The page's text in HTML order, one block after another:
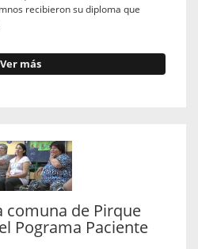
recibieron su diploma que
Ver más
comuna de Pirque
Pograma Paciente